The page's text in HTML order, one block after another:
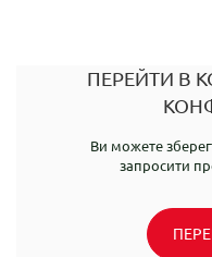
ПЕРЕЙТИ В
Ви можете
запросити